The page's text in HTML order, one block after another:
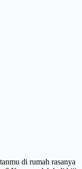
di rumah rasanya